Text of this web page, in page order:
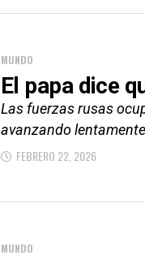
MUNDO
El papa dice
Las fuerzas rusas
avanzando
FEBRERO 22, 2026
MUNDO